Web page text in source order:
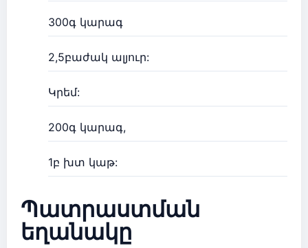
300գ կարագ
2,5բաժակ ալյուր:
Կրեմ:
200գ կարագ,
1բ խտ կաթ:
Պատրաստման
եղանակը